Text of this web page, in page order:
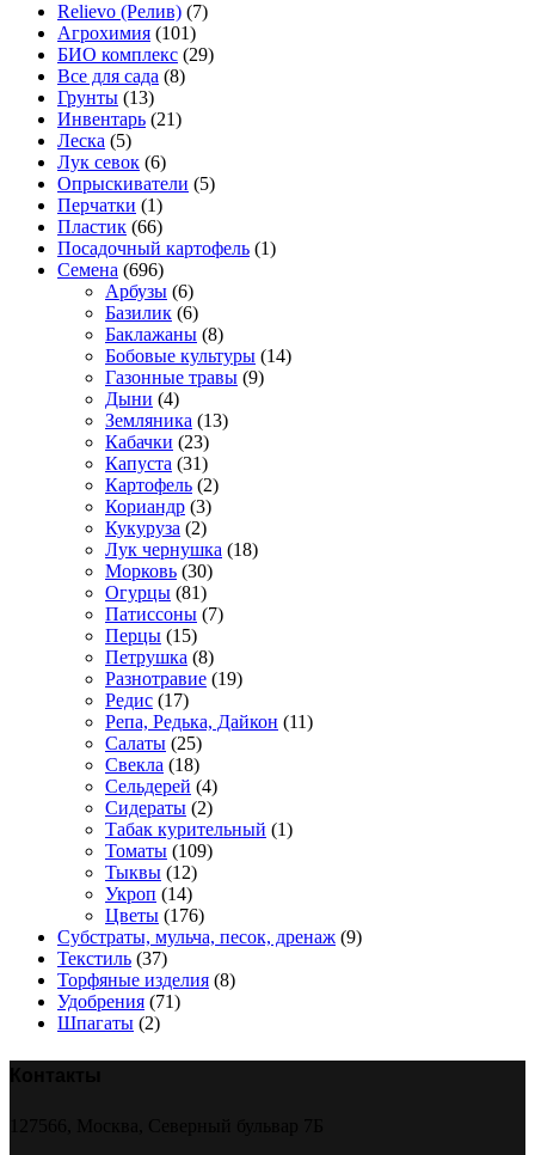
Relievo (Релив) (7)
Агрохимия (101)
БИО комплекс (29)
Все для сада (8)
Грунты (13)
Инвентарь (21)
Леска (5)
Лук севок (6)
Опрыскиватели (5)
Перчатки (1)
Пластик (66)
Посадочный картофель (1)
Семена (696)
Арбузы (6)
Базилик (6)
Баклажаны (8)
Бобовые культуры (14)
Газонные травы (9)
Дыни (4)
Земляника (13)
Кабачки (23)
Капуста (31)
Картофель (2)
Кориандр (3)
Кукуруза (2)
Лук чернушка (18)
Морковь (30)
Огурцы (81)
Патиссоны (7)
Перцы (15)
Петрушка (8)
Разнотравие (19)
Редис (17)
Репа, Редька, Дайкон (11)
Салаты (25)
Свекла (18)
Сельдерей (4)
Сидераты (2)
Табак курительный (1)
Томаты (109)
Тыквы (12)
Укроп (14)
Цветы (176)
Субстраты, мульча, песок, дренаж (9)
Текстиль (37)
Торфяные изделия (8)
Удобрения (71)
Шпагаты (2)